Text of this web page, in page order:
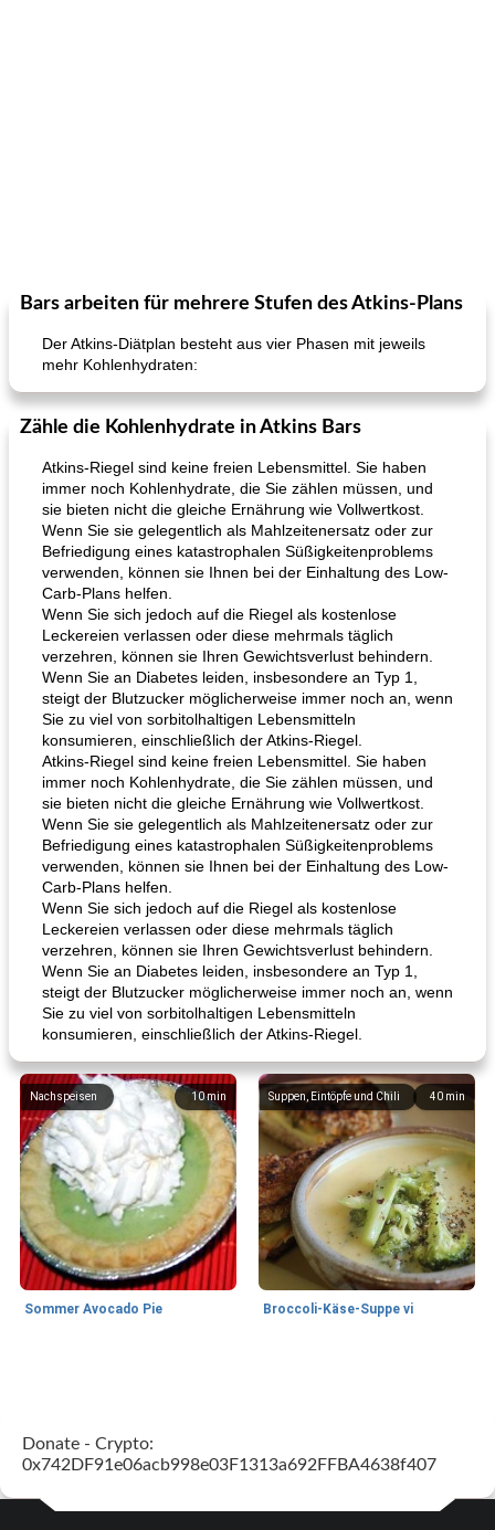
Bars arbeiten für mehrere Stufen des Atkins-Plans
Der Atkins-Diätplan besteht aus vier Phasen mit jeweils
mehr Kohlenhydraten:
Zähle die Kohlenhydrate in Atkins Bars
Atkins-Riegel sind keine freien Lebensmittel. Sie haben
immer noch Kohlenhydrate, die Sie zählen müssen, und
sie bieten nicht die gleiche Ernährung wie Vollwertkost.
Wenn Sie sie gelegentlich als Mahlzeitenersatz oder zur
Befriedigung eines katastrophalen Süßigkeitenproblems
verwenden, können sie Ihnen bei der Einhaltung des Low-
Carb-Plans helfen.
Wenn Sie sich jedoch auf die Riegel als kostenlose
Leckereien verlassen oder diese mehrmals täglich
verzehren, können sie Ihren Gewichtsverlust behindern.
Wenn Sie an Diabetes leiden, insbesondere an Typ 1,
steigt der Blutzucker möglicherweise immer noch an, wenn
Sie zu viel von sorbitolhaltigen Lebensmitteln
konsumieren, einschließlich der Atkins-Riegel.
Atkins-Riegel sind keine freien Lebensmittel. Sie haben
immer noch Kohlenhydrate, die Sie zählen müssen, und
sie bieten nicht die gleiche Ernährung wie Vollwertkost.
Wenn Sie sie gelegentlich als Mahlzeitenersatz oder zur
Befriedigung eines katastrophalen Süßigkeitenproblems
verwenden, können sie Ihnen bei der Einhaltung des Low-
Carb-Plans helfen.
Wenn Sie sich jedoch auf die Riegel als kostenlose
Leckereien verlassen oder diese mehrmals täglich
verzehren, können sie Ihren Gewichtsverlust behindern.
Wenn Sie an Diabetes leiden, insbesondere an Typ 1,
steigt der Blutzucker möglicherweise immer noch an, wenn
Sie zu viel von sorbitolhaltigen Lebensmitteln
konsumieren, einschließlich der Atkins-Riegel.
10min
Nachspeisen
Sommer Avocado Pie
40 min
Suppen, Eintöpfe und Chili
Broccoli-Käse-Suppe vi
Donate - Crypto:
0x742DF91e06acb998e03F1313a692FFBA4638f407